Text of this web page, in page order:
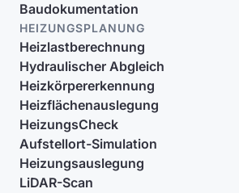
Baudokumentation
HEIZUNGSPLANUNG
Heizlastberechnung
Hydraulischer Abgleich
Heizkörpererkennung
Heizflächenauslegung
HeizungsCheck
Aufstellort-Simulation
Heizungsauslegung
LiDAR-Scan